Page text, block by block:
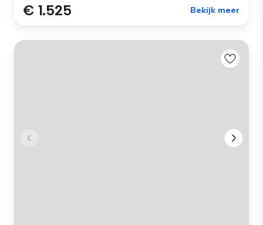
€ 1.525 Bekijk meer